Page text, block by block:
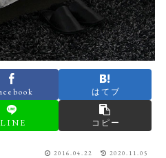
はてブ
LINE コピー
2016.04.22 2020.11.05